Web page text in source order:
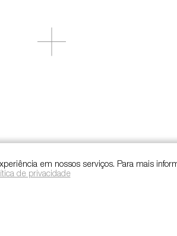
em nossos serviços. Para mais
de privacidade